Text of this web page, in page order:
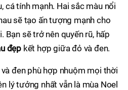
cá tính mạnh. Hai sắc màu nổi
sẽ tạo ấn tượng mạnh cho
Bạn sẽ trở nên quyến rũ, hấp
đẹp kết hợp giữa đỏ và đen.
đen phù hợp nhuộm mọi thời
lý tưởng nhất vẫn là mùa Noel